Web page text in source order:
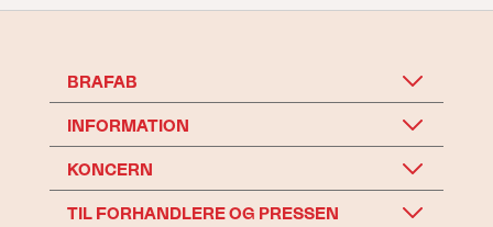
BRAFAB
INFORMATION
KONCERN
TIL FORHANDLERE OG PRESSEN